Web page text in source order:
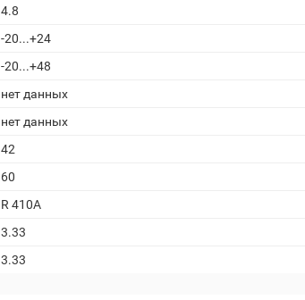
4.8
-20...+24
-20...+48
нет данных
нет данных
42
60
R 410A
3.33
3.33